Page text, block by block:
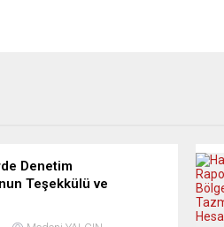
Denetim
Teşekkülü ve